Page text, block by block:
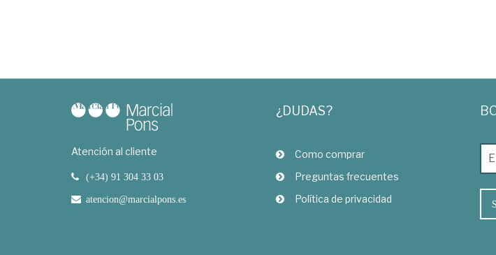
Atención al cliente
(+34) 91 304 33 03
atencion@marcialpons.es
¿DUDAS?
Como comprar
Preguntas frecuentes
Política de privacidad